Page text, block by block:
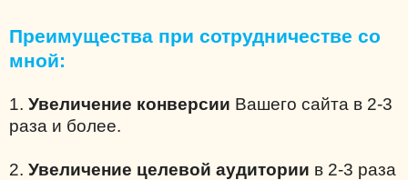
Преимущества при сотрудничестве со
мной:
1. Увеличение конверсии Вашего сайта в 2-3
раза и более.
2. Увеличение целевой аудитории в 2-3 раза